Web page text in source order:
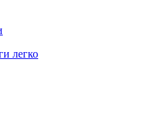
легко